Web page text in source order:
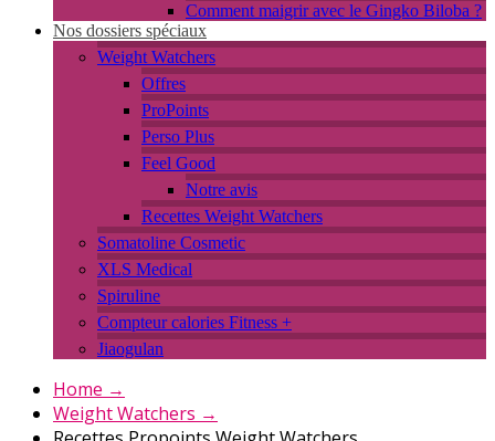
Comment maigrir avec le Gingko Biloba ?
Nos dossiers spéciaux
Weight Watchers
Offres
ProPoints
Perso Plus
Feel Good
Notre avis
Recettes Weight Watchers
Somatoline Cosmetic
XLS Medical
Spiruline
Compteur calories Fitness +
Jiaogulan
Home →
Weight Watchers →